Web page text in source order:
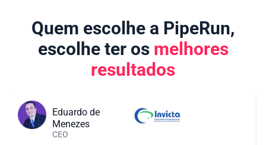
Quem escolhe a PipeRun,
escolhe ter os melhores
resultados
Eduardo de
Menezes
CEO